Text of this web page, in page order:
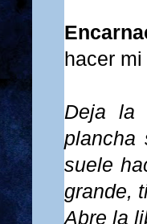
hacer mi
Deja la
plancha
suele
grande,
Abre la